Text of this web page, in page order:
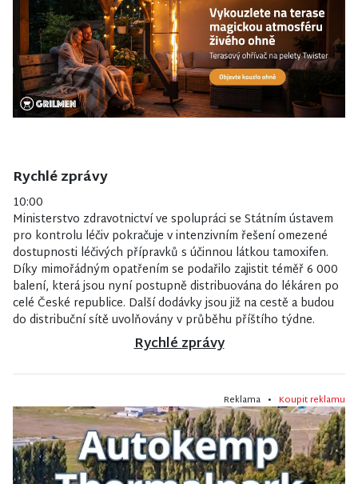
Rychlé zprávy
10:00
Ministerstvo zdravotnictví ve spolupráci se Státním ústavem
pro kontrolu léčiv pokračuje v intenzivním řešení omezené
dostupnosti léčivých přípravků s účinnou látkou tamoxifen.
Díky mimořádným opatřením se podařilo zajistit téměř 6 000
balení, která jsou nyní postupně distribuována do lékáren po
celé České republice. Další dodávky jsou již na cestě a budou
do distribuční sítě uvolňovány v průběhu příštího týdne.
Rychlé zprávy
Reklama • Koupit reklamu